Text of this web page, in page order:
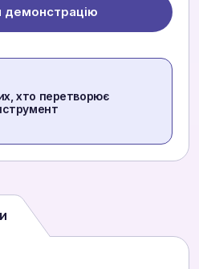
демонстрацію
хто перетворює